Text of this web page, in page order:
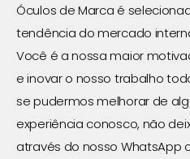
Óculos de Marca é
tendência do mercado
Você é a nossa maior
e inovar o nosso trabalho
se pudermos melhorar de
experiência conosco, não
através do nosso WhatsApp